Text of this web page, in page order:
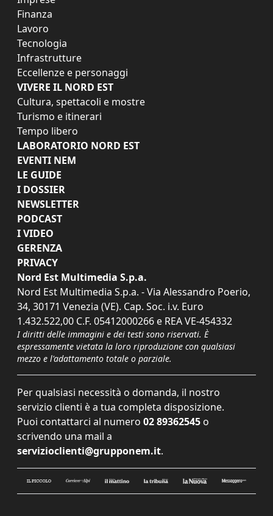
Finanza
Lavoro
Tecnologia
Infrastrutture
Eccellenze e personaggi
VIVERE IL NORD EST
Cultura, spettacoli e mostre
Turismo e itinerari
Tempo libero
LABORATORIO NORD EST
EVENTI NEM
LE GUIDE
I DOSSIER
NEWSLETTER
PODCAST
I VIDEO
GERENZA
PRIVACY
Nord Est Multimedia S.p.a.
Nord Est Multimedia S.p.a. - Via Alessandro Poerio,
34, 30171 Venezia (VE). Cap. Soc. i.v. Euro
1.432.522,00 C.F. 05412000266 e REA VE-454332
I diritti delle immagini e dei testi sono riservati. È
espressamente vietata la loro riproduzione con qualsiasi
mezzo e l'adattamento totale o parziale.
Per qualsiasi necessità o domanda, il nostro
servizio clienti è a tua completa disposizione.
Puoi contattarci al numero 02 89362545 o
scrivendo una mail a
servizioclienti@grupponem.it.